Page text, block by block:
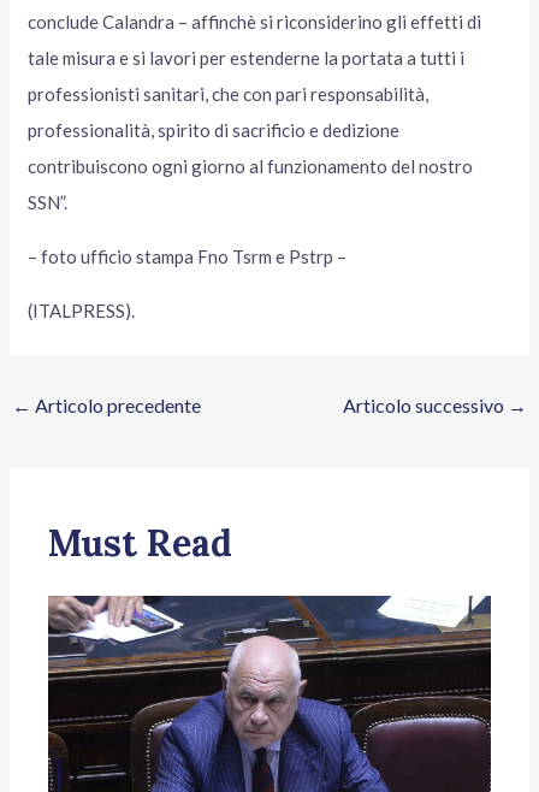
conclude Calandra – affinchè si riconsiderino gli effetti di
tale misura e si lavori per estenderne la portata a tutti i
professionisti sanitari, che con pari responsabilità,
professionalità, spirito di sacrificio e dedizione
contribuiscono ogni giorno al funzionamento del nostro
SSN”.
– foto ufficio stampa Fno Tsrm e Pstrp –
(ITALPRESS).
← Articolo precedente Articolo successivo →
Must Read